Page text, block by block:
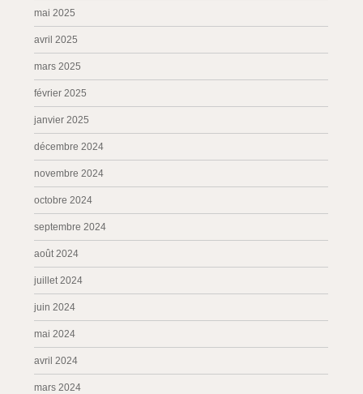
mai 2025
avril 2025
mars 2025
février 2025
janvier 2025
décembre 2024
novembre 2024
octobre 2024
septembre 2024
août 2024
juillet 2024
juin 2024
mai 2024
avril 2024
mars 2024